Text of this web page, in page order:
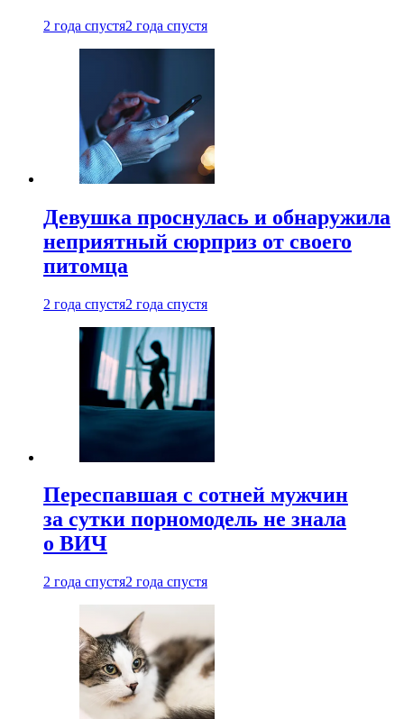
2 года спустя2 года спустя
Девушка проснулась и обнаружила
неприятный сюрприз от своего
питомца
2 года спустя2 года спустя
Переспавшая с сотней мужчин
за сутки порномодель не знала
о ВИЧ
2 года спустя2 года спустя